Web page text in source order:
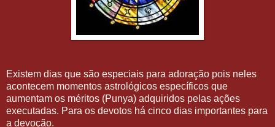
Existem dias que são especiais para adoração pois neles
acontecem momentos astrológicos específicos que
aumentam os méritos (Punya) adquiridos pelas ações
executadas. Para os devotos há cinco dias importantes para
a devoção.